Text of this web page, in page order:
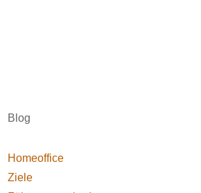
Blog
Homeoffice
Ziele